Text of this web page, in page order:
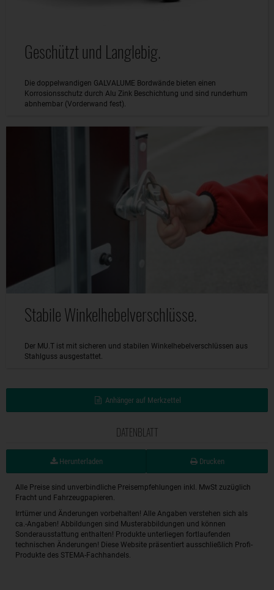
Geschützt und Langlebig.
Die doppelwandigen GALVALUME Bordwände bieten einen
Korrosionsschutz durch Alu Zink Beschichtung und sind runderhum
abnhembar (Vorderwand fest).
Stabile Winkelhebelverschlüsse.
Der MU.T ist mit sicheren und stabilen Winkelhebelverschlüssen aus
Stahlguss ausgestattet.
Anhänger auf Merkzettel
DATENBLATT
Herunterladen Drucken
Alle Preise sind unverbindliche Preisempfehlungen inkl. MwSt zuzüglich
Fracht und Fahrzeugpapieren.
Irrtümer und Änderungen vorbehalten! Alle Angaben verstehen sich als
ca.-Angaben! Abbildungen sind Musterabbildungen und können
Sonderausstattung enthalten! Produkte unterliegen fortlaufenden
technischen Änderungen! Diese Website präsentiert ausschließlich Profi-
Produkte des STEMA-Fachhandels.